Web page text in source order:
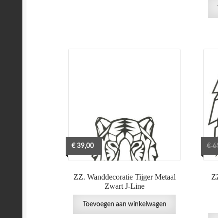
ZZ. Wanddecoratie Tijger Metaal
Zwart J-Line
€ 39,00
Toevoegen aan winkelwagen
€